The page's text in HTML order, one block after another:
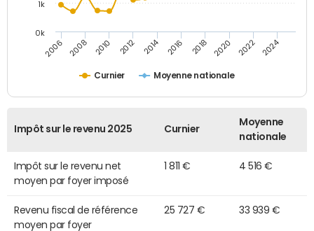
Curnier Moyenne nationale
2006 2008 2010 2012 2014 2016 2018 2020 2022 2024
0k
1k
Impôt sur le revenu 2025 Curnier
Moyenne
nationale
Impôt sur le revenu net
moyen par foyer imposé
1 811 € 4 516 €
Revenu fiscal de référence
moyen par foyer
25 727 € 33 939 €